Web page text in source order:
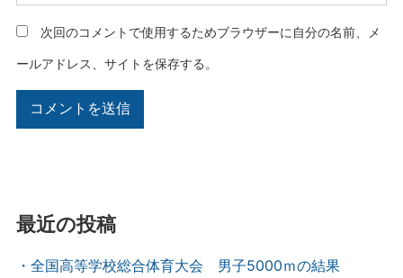
次回のコメントで使用するためブラウザーに自分の名前、メ
ールアドレス、サイトを保存する。
最近の投稿
・全国高等学校総合体育大会 男子5000ｍの結果